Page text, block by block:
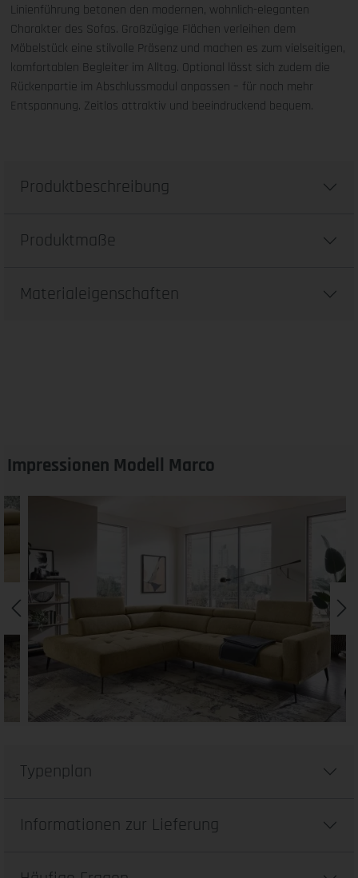
Linienführung betonen den modernen, wohnlich-eleganten
Charakter des Sofas. Großzügige Flächen verleihen dem
Möbelstück eine stilvolle Präsenz und machen es zum vielseitigen,
komfortablen Begleiter im Alltag. Optional lässt sich zudem die
Rückenpartie im Abschlussmodul anpassen – für noch mehr
Entspannung. Zeitlos attraktiv und beeindruckend bequem.
Produktbeschreibung
Produktmaße
Materialeigenschaften
Impressionen Modell Marco
Typenplan
Informationen zur Lieferung